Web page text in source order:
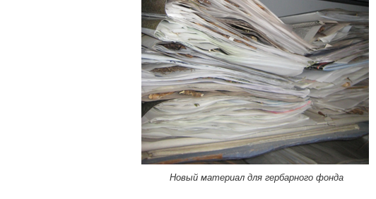
Новый материал для гербарного фонда